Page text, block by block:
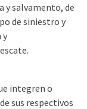
y salvamento, de
de siniestro y
y
integren o
sus respectivos